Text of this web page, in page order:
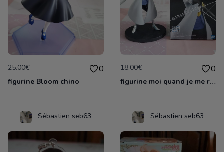
25.00€ 0
figurine Bloom chino
18.00€ 0
figurine moi quand je me reincarne en slime
Sébastien seb63 Sébastien seb63